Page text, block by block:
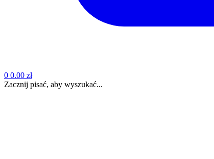
0 0.00 zł
Zacznij pisać, aby wyszukać...